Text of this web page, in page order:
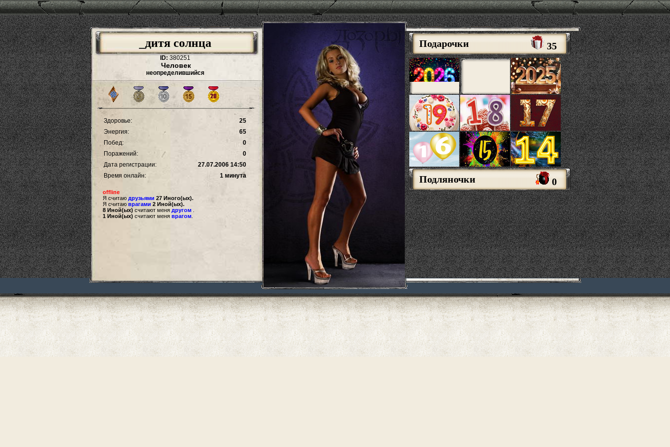
_дитя солнца
ID: 380251
Человек
неопределившийся
Здоровье:
25
Энергия:
65
Побед:
0
Поражений:
0
Дата регистрации:
27.07.2006 14:50
Время онлайн:
1 минута
offline
Я считаю друзьями 27 Иного(ых).
Я считаю врагами 2 Иной(ых).
8 Иной(ых) считают меня другом
1 Иной(ых) считают меня врагом
Подарочки 35
Подляночки 0